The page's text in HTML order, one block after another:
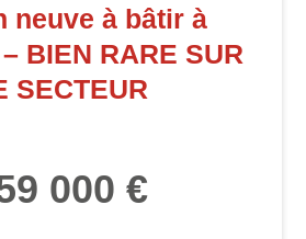
neuve à bâtir à
BIEN RARE SUR
SECTEUR
000 €